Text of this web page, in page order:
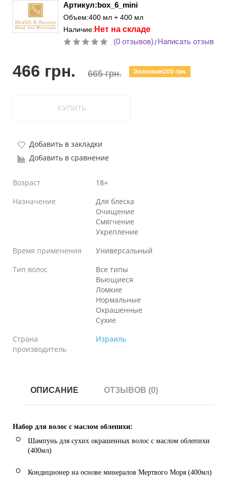
Артикул:box_6_mini
Объем:400 мл + 400 мл
Наличие: Нет на складе
(0 отзывов)/Написать отзыв
466 грн. 665 грн. Экономия200 грн.
КУПИТЬ
Добавить в закладки
Добавить в сравнение
Возраст
18+
Назначение
Для блеска
Очищение
Смягчение
Укрепление
Время применения
Универсальный
Тип волос
Все типы
Вьющиеся
Ломкие
Нормальные
Окрашенные
Сухие
Страна
производитель
Израиль
ОПИСАНИЕ ОТЗЫВОВ (0)
Набор для волос с маслом облепихи:
Шампунь для сухих окрашенных волос с маслом облепихи
(400мл)
Кондиционер на основе минералов Мертвого Моря (400мл)